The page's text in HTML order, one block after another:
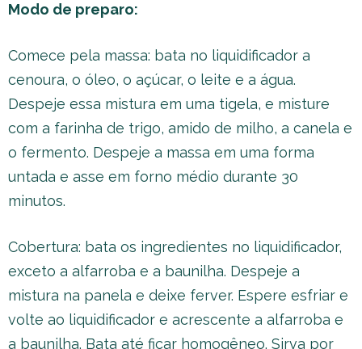
Modo de preparo:
Comece pela massa: bata no liquidificador a
cenoura, o óleo, o açúcar, o leite e a água.
Despeje essa mistura em uma tigela, e misture
com a farinha de trigo, amido de milho, a canela e
o fermento. Despeje a massa em uma forma
untada e asse em forno médio durante 30
minutos.
Cobertura: bata os ingredientes no liquidificador,
exceto a alfarroba e a baunilha. Despeje a
mistura na panela e deixe ferver. Espere esfriar e
volte ao liquidificador e acrescente a alfarroba e
a baunilha. Bata até ficar homogêneo. Sirva por